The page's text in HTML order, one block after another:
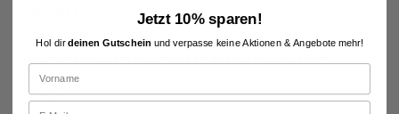
Top! Der Geschmack ist super und die frische Minze ist toll!
21.01.2024
Alles Top!
Jetzt 10% sparen!
Hol dirdeinen Gutschein und verpasse keine Aktionen & Angebote mehr!